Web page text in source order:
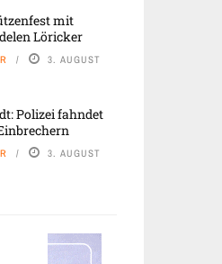
mit
Löricker
3. AUGUST
Polizei fahndet
3. AUGUST